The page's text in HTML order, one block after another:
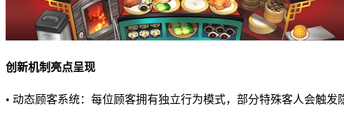
创新机制亮点呈现
• 动态顾客系统：每位顾客拥有独立行为模式，部分特殊客人会触发